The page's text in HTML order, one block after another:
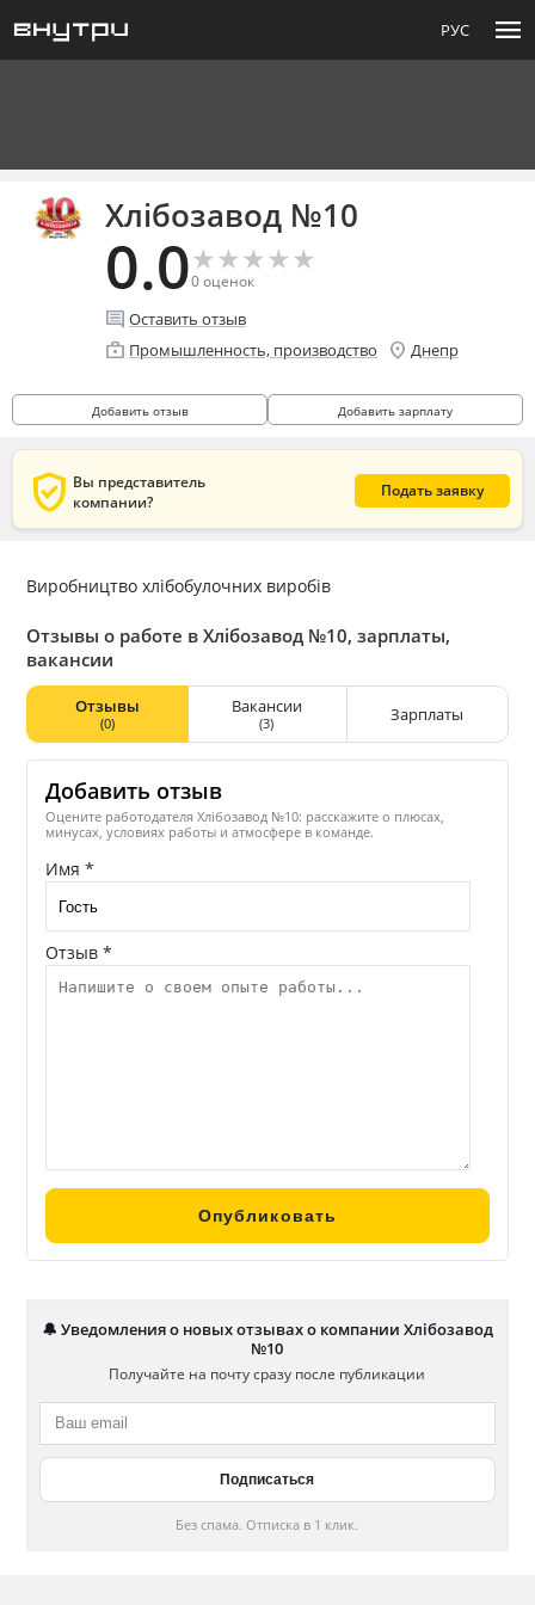
РУС menu
Хлібoзавод №10
0.0★
★★
★★
★★
★★
★
0оценок
comment Оставить отзыв
enterprise Промышленность, производство location_on Днепр
Добавить отзыв Добавить зарплату
verified_user Вы представитель
компании?
Подать заявку
Виробництво хлібобулочних виробів
Отзывы о работе в Хлібoзавод №10, зарплаты,
вакансии
Отзывы
(0)
Вакансии
(3) Зарплаты
Добавить отзыв
Оцените работодателя Хлібoзавод №10: расскажите о плюсах,
минусах, условиях работы и атмосфере в команде.
Имя *
Отзыв *
🔔 Уведомления о новых отзывах о компании Хлібoзавод
№10
Получайте на почту сразу после публикации
Без спама. Отписка в 1 клик.